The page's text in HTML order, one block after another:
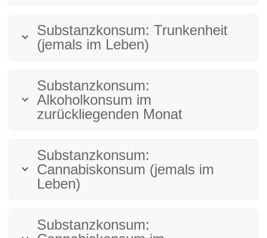
Substanzkonsum: Trunkenheit
(jemals im Leben)
Substanzkonsum:
Alkoholkonsum im
zurückliegenden Monat
Substanzkonsum:
Cannabiskonsum (jemals im
Leben)
Substanzkonsum: